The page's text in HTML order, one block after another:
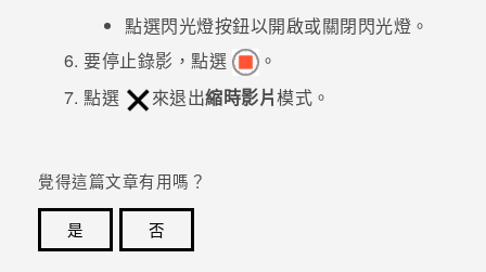
點選閃光燈按鈕以開啟或關閉閃光燈。
要停止錄影，點選
。
點選
來退出縮時影片模式。
覺得這篇文章有用嗎？
是
否